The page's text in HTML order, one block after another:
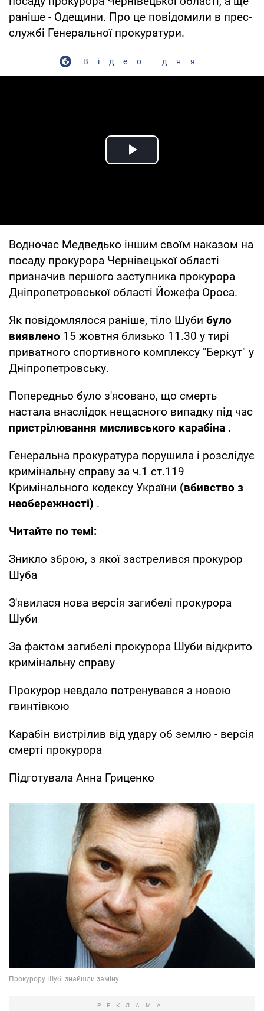
раніше - Одещини. Про це повідомили в прес-
службі Генеральної прокуратури.
Відео дня
Play Video
Водночас Медведько іншим своїм наказом на
посаду прокурора Чернівецької області
призначив першого заступника прокурора
Дніпропетровської області Йожефа Ороса.
Як повідомлялося раніше, тіло Шуби було
виявлено 15 жовтня близько 11.30 у тирі
приватного спортивного комплексу "Беркут" у
Дніпропетровську.
Попередньо було з'ясовано, що смерть
настала внаслідок нещасного випадку під час
пристрілювання мисливського карабіна .
Генеральна прокуратура порушила і розслідує
кримінальну справу за ч.1 ст.119
Кримінального кодексу України (вбивство з
необережності) .
Читайте по темі:
Зникло зброю, з якої застрелився прокурор
Шуба
З'явилася нова версія загибелі прокурора
Шуби
За фактом загибелі прокурора Шуби відкрито
кримінальну справу
Прокурор невдало потренувався з новою
гвинтівкою
Карабін вистрілив від удару об землю - версія
смерті прокурора
Підготувала Анна Гриценко